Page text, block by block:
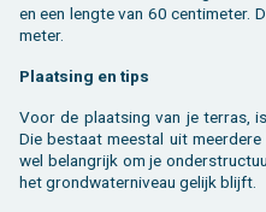
en een leng­te van 60 cen­ti­me­ter.
me­ter.
Plaat­sing en tips
Voor de plaat­sing van je ter­ras,
Die be­staat mee­st­al uit
wel be­lang­rijk om je
het grond­wa­ter­ni­veau ge­lijk blijft.